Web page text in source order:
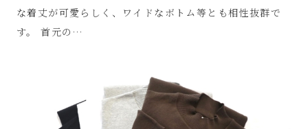
な着丈が可愛らしく、ワイドなボトム等とも相性抜群で
す。 首元の…